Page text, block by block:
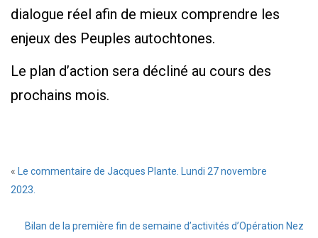
dialogue réel afin de mieux comprendre les
enjeux des Peuples autochtones.
Le plan d’action sera décliné au cours des
prochains mois.
«
Le commentaire de Jacques Plante. Lundi 27 novembre
2023.
Bilan de la première fin de semaine d’activités d’Opération Nez